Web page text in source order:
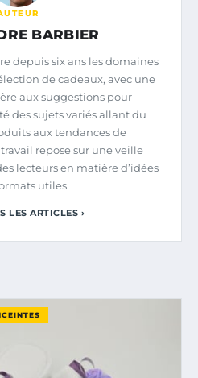
BARBIER
depuis six ans les domaines
de cadeaux, avec une
aux suggestions pour
des sujets variés allant du
aux tendances de
repose sur une veille
lecteurs en matière d’idées
utiles.
LES ARTICLES ›